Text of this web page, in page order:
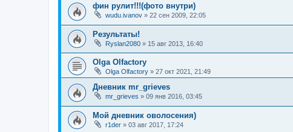
фин рулит!!!(фото внутри)
wudu.ivanov » 22 сен 2009, 22:05
Результаты!
Ryslan2080 » 15 авг 2013, 16:40
Olga Olfactory
Olga Olfactory » 27 окт 2021, 21:49
Дневник mr_grieves
mr_grieves » 09 янв 2016, 03:45
Мой дневник оволосения)
r1der » 03 авг 2017, 17:24